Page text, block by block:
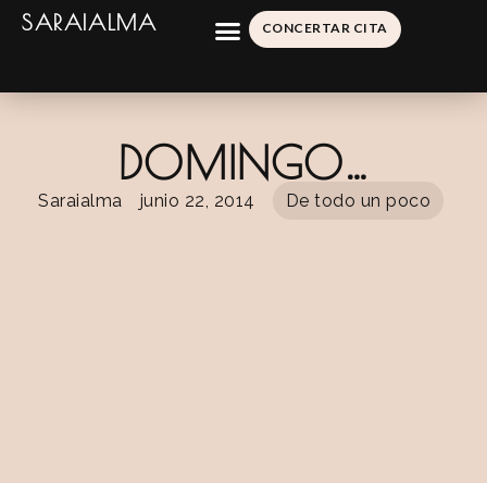
SARAIALMA CONCERTAR CITA
DOMINGO…
Saraialma junio 22, 2014 De todo un poco